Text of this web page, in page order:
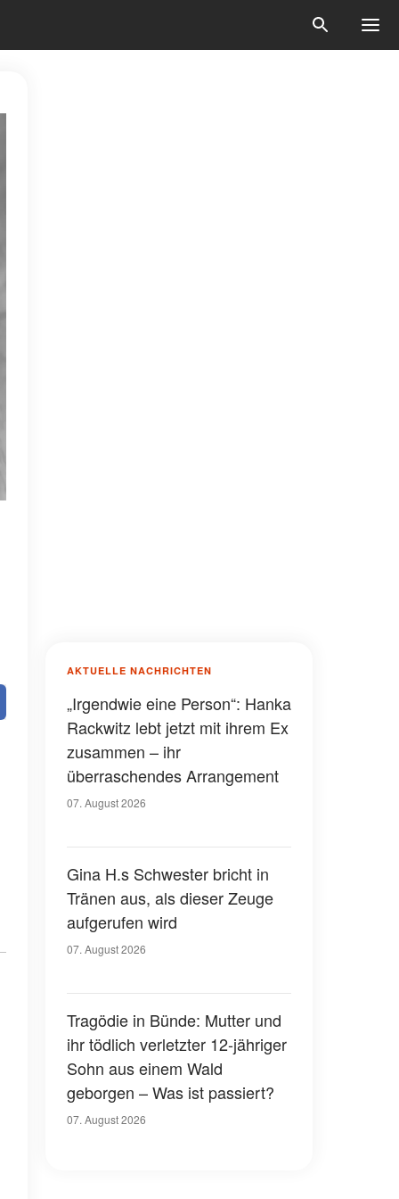
AKTUELLE NACHRICHTEN
„Irgendwie eine Person“: Hanka
Rackwitz lebt jetzt mit ihrem Ex
zusammen – ihr
überraschendes Arrangement
07. August 2026
Gina H.s Schwester bricht in
Tränen aus, als dieser Zeuge
aufgerufen wird
07. August 2026
Tragödie in Bünde: Mutter und
ihr tödlich verletzter 12-jähriger
Sohn aus einem Wald
geborgen – Was ist passiert?
07. August 2026